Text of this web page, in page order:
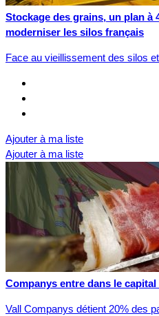
Stockage des grains, un plan à
moderniser les silos français
Face au vieillissement des silos
Ajouter à ma liste
Ajouter à ma liste
Companys entre dans le
Vall Companys détient 20% des